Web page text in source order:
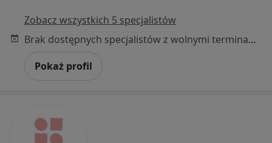
Zobacz wszystkich 5 specjalistów
Brak dostępnych specjalistów z wolnymi terminami w tym centrum medycznym.
Pokaż profil